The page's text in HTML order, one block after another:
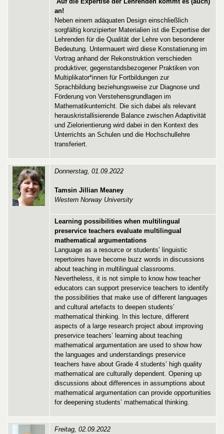
an!
Neben einem adäquaten Design einschließlich
sorgfältig konzipierter Materialien ist die Expertise der
Lehrenden für die Qualität der Lehre von besonderer
Bedeutung. Untermauert wird diese Konstatierung im
Vortrag anhand der Rekonstruktion verschieden
produktiver, gegenstandsbezogener Praktiken von
Multiplikator*innen für Fortbildungen zur
Sprachbildung beziehungsweise zur Diagnose und
Förderung von Verstehensgrundlagen im
Mathematikunterricht. Die sich dabei als relevant
herauskristallisierende Balance zwischen Adaptivität
und Zielorientierung wird dabei in den Kontext des
Unterrichts an Schulen und die Hochschullehre
transferiert.
Donnerstag, 01.09.2022
Tamsin Jillian Meaney
Western Norway University
Learning possibilities when multilingual
preservice teachers evaluate multilingual
mathematical argumentations
Language as a resource or students’ linguistic
repertoires have become buzz words in discussions
about teaching in multilingual classrooms.
Nevertheless, it is not simple to know how teacher
educators can support preservice teachers to identify
the possibilities that make use of different languages
and cultural artefacts to deepen students’
mathematical thinking. In this lecture, different
aspects of a large research project about improving
preservice teachers’ learning about teaching
mathematical argumentation are used to show how
the languages and understandings preservice
teachers have about Grade 4 students’ high quality
mathematical are culturally dependent. Opening up
discussions about differences in assumptions about
mathematical argumentation can provide opportunities
for deepening students’ mathematical thinking.
Freitag, 02.09.2022